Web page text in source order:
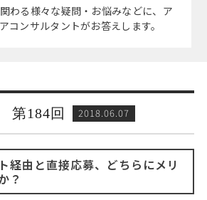
ト
から
わる様々な疑問・お悩みなどに、ア
コンサルタントがお答えします。
第184回 2018.06.07
経由と直接応募、どちらにメリ
？